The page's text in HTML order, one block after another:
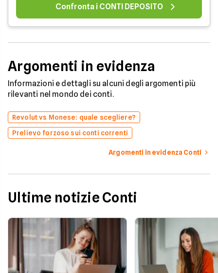
Confronta i CONTI DEPOSITO
Argomenti in evidenza
Informazioni e dettagli su alcuni degli argomenti più
rilevanti nel mondo dei conti.
Revolut vs Monese: quale scegliere?
Prelievo forzoso sui conti correnti
Argomenti in evidenza Conti
Ultime notizie Conti